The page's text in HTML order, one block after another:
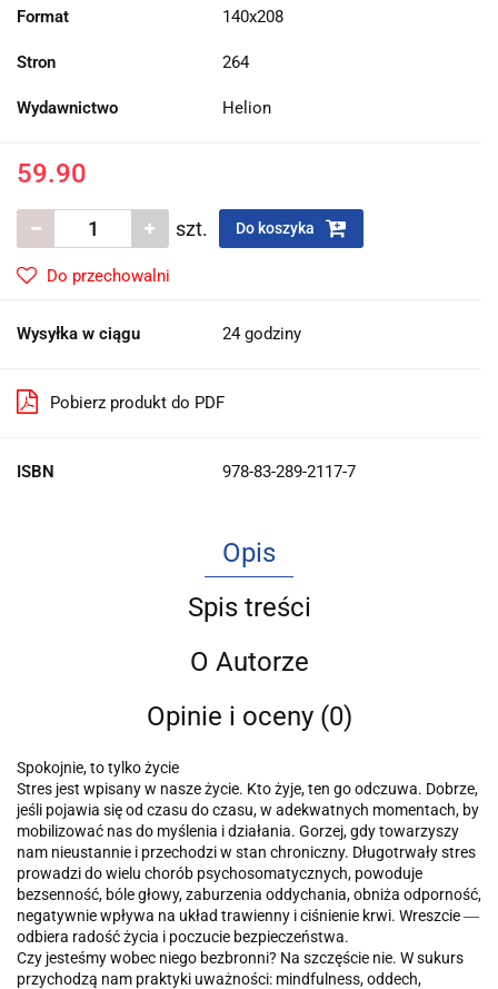
Format 140x208
Stron 264
Wydawnictwo Helion
59.90
szt. Do koszyka
Do przechowalni
Wysyłka w ciągu 24 godziny
Pobierz produkt do PDF
ISBN 978-83-289-2117-7
Opis
Spis treści
O Autorze
Opinie i oceny (0)
Spokojnie, to tylko życie
Stres jest wpisany w nasze życie. Kto żyje, ten go odczuwa. Dobrze,
jeśli pojawia się od czasu do czasu, w adekwatnych momentach, by
mobilizować nas do myślenia i działania. Gorzej, gdy towarzyszy
nam nieustannie i przechodzi w stan chroniczny. Długotrwały stres
prowadzi do wielu chorób psychosomatycznych, powoduje
bezsenność, bóle głowy, zaburzenia oddychania, obniża odporność,
negatywnie wpływa na układ trawienny i ciśnienie krwi. Wreszcie ―
odbiera radość życia i poczucie bezpieczeństwa.
Czy jesteśmy wobec niego bezbronni? Na szczęście nie. W sukurs
przychodzą nam praktyki uważności: mindfulness, oddech,